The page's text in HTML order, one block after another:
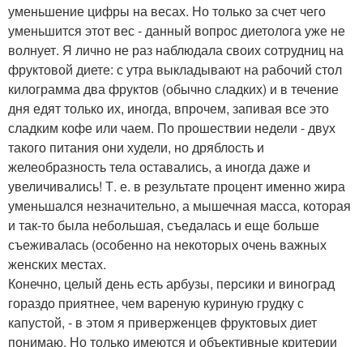
уменьшение цифры на весах. Но только за счет чего
уменьшится этот вес - данный вопрос диетолога уже не
волнует. Я лично не раз наблюдала своих сотрудниц на
фруктовой диете: с утра выкладывают на рабочий стол
килограмма два фруктов (обычно сладких) и в течение
дня едят только их, иногда, впрочем, запивая все это
сладким кофе или чаем. По прошествии недели - двух
такого питания они худели, но дряблость и
желеобразность тела оставались, а иногда даже и
увеличивались! Т. е. в результате процент именно жира
уменьшался незначительно, а мышечная масса, которая
и так-то была небольшая, съедалась и еще больше
съеживалась (особенно на некоторых очень важных
женских местах.
Конечно, целый день есть арбузы, персики и виноград
гораздо приятнее, чем вареную куриную грудку с
капустой, - в этом я приверженцев фруктовых диет
понимаю. Но только имеются и объективные критерии